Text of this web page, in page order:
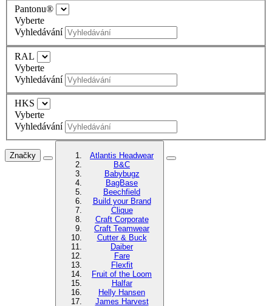
Pantonu®
Vyberte
Vyhledávání
RAL
Vyberte
Vyhledávání
HKS
Vyberte
Vyhledávání
Značky
Atlantis Headwear
B&C
Babybugz
BagBase
Beechfield
Build your Brand
Clique
Craft Corporate
Craft Teamwear
Cutter & Buck
Daiber
Fare
Flexfit
Fruit of the Loom
Halfar
Helly Hansen
James Harvest